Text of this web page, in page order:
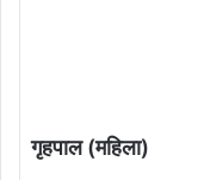
गृहपाल (महिला)